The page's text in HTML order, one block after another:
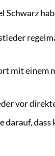
mit einem
vor
darauf,